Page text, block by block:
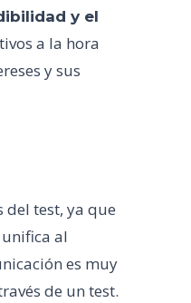
y el
a la hora
y sus
del test, ya que
al
es muy
de un test.